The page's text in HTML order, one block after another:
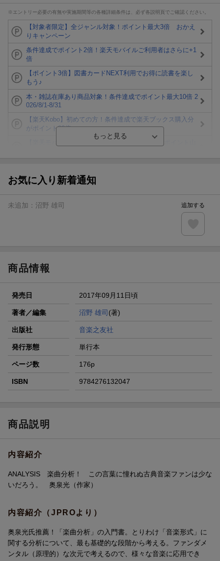
※エントリー必要の有無や実施期間等の各種詳細条件は、必ず各説明頁でご確認ください。
【対象者限定】全ジャンル対象！ポイント最大3倍 おかえ
りキャンペーン
条件達成でポイント2倍！楽天モバイルご利用者はさらに+1
倍
【ポイント3倍】図書カードNEXT利用でお得に読書を楽し
もう♪
本・雑誌在庫あり商品対象！条件達成でポイント最大10倍 2
026/8/1-8/31
【楽天Kobo】初めての方！条件達成で楽天ブックス購入分
がポイント20倍
ト山分け
エントリー＆3,000円以上購入で無料データSIM（3GB/月プ
楽天モバイル紹介キャンペーンの拡散で300円OFFクーポン
お気に入り新着通知
未追加： 沼野 雄司 追加する
商品情報
発売日 2017年09月11日頃
著者／編集 沼野 雄司 (著)
出版社 音楽之友社
発行形態 単行本
ページ数 176p
ISBN 9784276132047
商品説明
内容紹介
ANALYSIS 楽曲分析！ この言葉に憧れぬ古典音楽ファンは少な
いだろう。 奥泉光（作家）
内容紹介（JPROより）
奥泉光氏推薦！「楽曲分析」の入門書。とりわけ「音楽形式」に
関する分析について、最も基礎的な段階から考える。ファンダメ
ンタル（原理的）な次元で考えるので、様々な音楽に応用でき